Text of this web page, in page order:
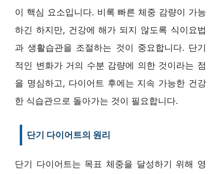
이 핵심 요소입니다. 비록 빠른 체중 감량이 가능
하긴 하지만, 건강에 해가 되지 않도록 식이요법
과 생활습관을 조절하는 것이 중요합니다. 단기
적인 변화가 거의 수분 감량에 의한 것이라는 점
을 명심하고, 다이어트 후에는 지속 가능한 건강
한 식습관으로 돌아가는 것이 필요합니다.
단기 다이어트의 원리
단기 다이어트는 목표 체중을 달성하기 위해 영